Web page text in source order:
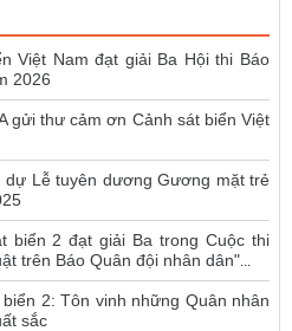
Việt Nam đạt giải Ba Hội thi Báo
2026
gửi thư cảm ơn Cảnh sát biển Việt
Lễ tuyên dương Gương mặt trẻ
biển 2 đạt giải Ba trong Cuộc thi
trên Báo Quân đội nhân dân"...
2: Tôn vinh những Quân nhân
sắc